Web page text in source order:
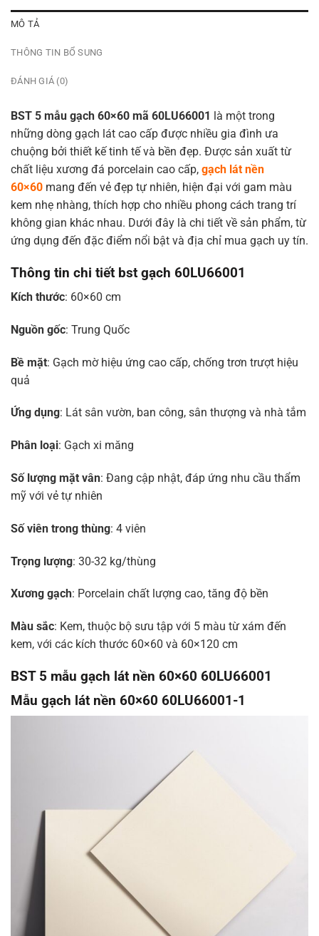
MÔ TẢ
THÔNG TIN BỔ SUNG
ĐÁNH GIÁ (0)
BST 5 mẫu gạch 60×60 mã 60LU66001 là một trong
những dòng gạch lát cao cấp được nhiều gia đình ưa
chuộng bởi thiết kế tinh tế và bền đẹp. Được sản xuất từ
chất liệu xương đá porcelain cao cấp, gạch lát nền
60×60 mang đến vẻ đẹp tự nhiên, hiện đại với gam màu
kem nhẹ nhàng, thích hợp cho nhiều phong cách trang trí
không gian khác nhau. Dưới đây là chi tiết về sản phẩm, từ
ứng dụng đến đặc điểm nổi bật và địa chỉ mua gạch uy tín.
Thông tin chi tiết bst gạch 60LU66001
Kích thước: 60×60 cm
Nguồn gốc: Trung Quốc
Bề mặt: Gạch mờ hiệu ứng cao cấp, chống trơn trượt hiệu
quả
Ứng dụng: Lát sân vườn, ban công, sân thượng và nhà tắm
Phân loại: Gạch xi măng
Số lượng mặt vân: Đang cập nhật, đáp ứng nhu cầu thẩm
mỹ với vẻ tự nhiên
Số viên trong thùng: 4 viên
Trọng lượng: 30-32 kg/thùng
Xương gạch: Porcelain chất lượng cao, tăng độ bền
Màu sắc: Kem, thuộc bộ sưu tập với 5 màu từ xám đến
kem, với các kích thước 60×60 và 60×120 cm
BST 5 mẫu gạch lát nền 60×60 60LU66001
Mẫu gạch lát nền 60×60 60LU66001-1